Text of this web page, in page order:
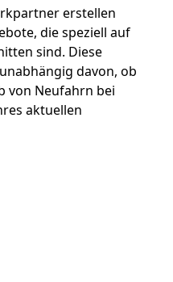
erstellen
die speziell auf
sind. Diese
davon, ob
von Neufahrn bei
aktuellen